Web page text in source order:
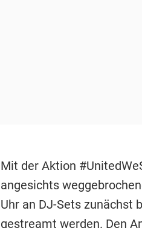
Mit der Aktion
angesichts
Uhr an DJ-Sets zunächst
gestreamt werden. Den